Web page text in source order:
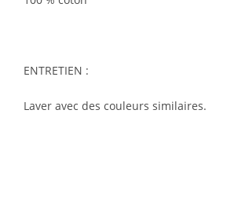
ENTRETIEN :
Laver avec des couleurs similaires.